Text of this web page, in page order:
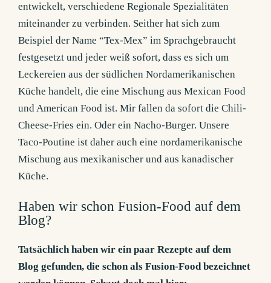
entwickelt, verschiedene Regionale Spezialitäten
miteinander zu verbinden. Seither hat sich zum
Beispiel der Name “Tex-Mex” im Sprachgebraucht
festgesetzt und jeder weiß sofort, dass es sich um
Leckereien aus der südlichen Nordamerikanischen
Küche handelt, die eine Mischung aus Mexican Food
und American Food ist. Mir fallen da sofort die Chili-
Cheese-Fries ein. Oder ein Nacho-Burger. Unsere
Taco-Poutine ist daher auch eine nordamerikanische
Mischung aus mexikanischer und aus kanadischer
Küche.
Haben wir schon Fusion-Food auf dem
Blog?
Tatsächlich haben wir ein paar Rezepte auf dem
Blog gefunden, die schon als Fusion-Food bezeichnet